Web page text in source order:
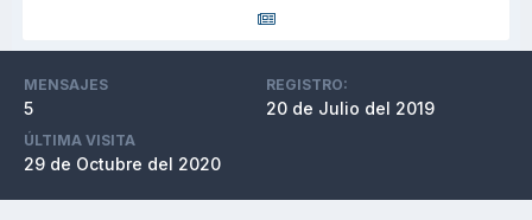
MENSAJES
5
REGISTRO:
20 de Julio del 2019
ÚLTIMA VISITA
29 de Octubre del 2020